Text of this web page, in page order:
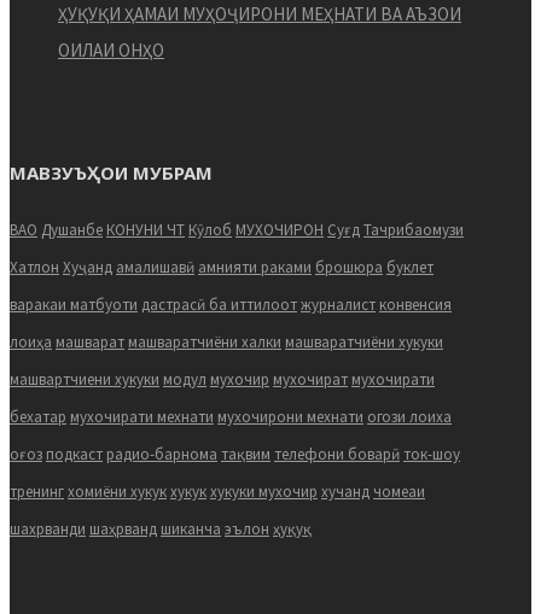
ҲУҚУҚИ ҲАМАИ МУҲОҶИРОНИ МЕҲНАТИ ВА АЪЗОИ
ОИЛАИ ОНҲО
МАВЗУЪҲОИ МУБРАМ
ВАО Душанбе КОНУНИ ЧТ Кӯлоб МУХОЧИРОН СуғдТачрибаомузи
Хатлон Хуҷанд амалишавӣ амнияти раками брошюра буклет
варакаи матбуоти дастрасӣ ба иттилоотжурналист конвенсия
лоиҳа машварат машваратчиёни халки машваратчиёни хукуки
машвартчиени хукуки модул мухочир мухочират мухочирати
бехатар мухочирати мехнати мухочирони мехнати огози лоиха
оғоз подкаст радио-барнома тақвим телефони боварӣток-шоу
тренингхомиёни хукукхукукхукуки мухочир хучанд чомеаи
шахрванди шаҳрванд шиканча эълон ҳуқуқ